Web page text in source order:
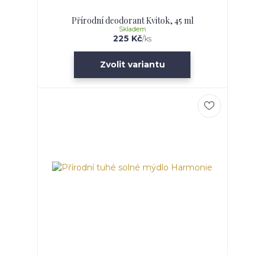
Přírodní deodorant Kvitok, 45 ml
225 Kč/ks
Skladem
Zvolit variantu